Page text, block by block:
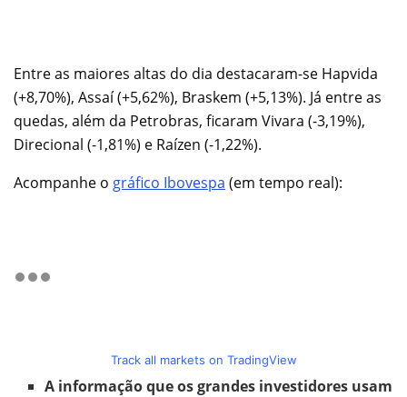
Entre as maiores altas do dia destacaram-se Hapvida
(+8,70%), Assaí (+5,62%), Braskem (+5,13%). Já entre as
quedas, além da Petrobras, ficaram Vivara (-3,19%),
Direcional (-1,81%) e Raízen (-1,22%).
Acompanhe o gráfico Ibovespa (em tempo real):
Track all markets on TradingView
A informação que os grandes investidores usam